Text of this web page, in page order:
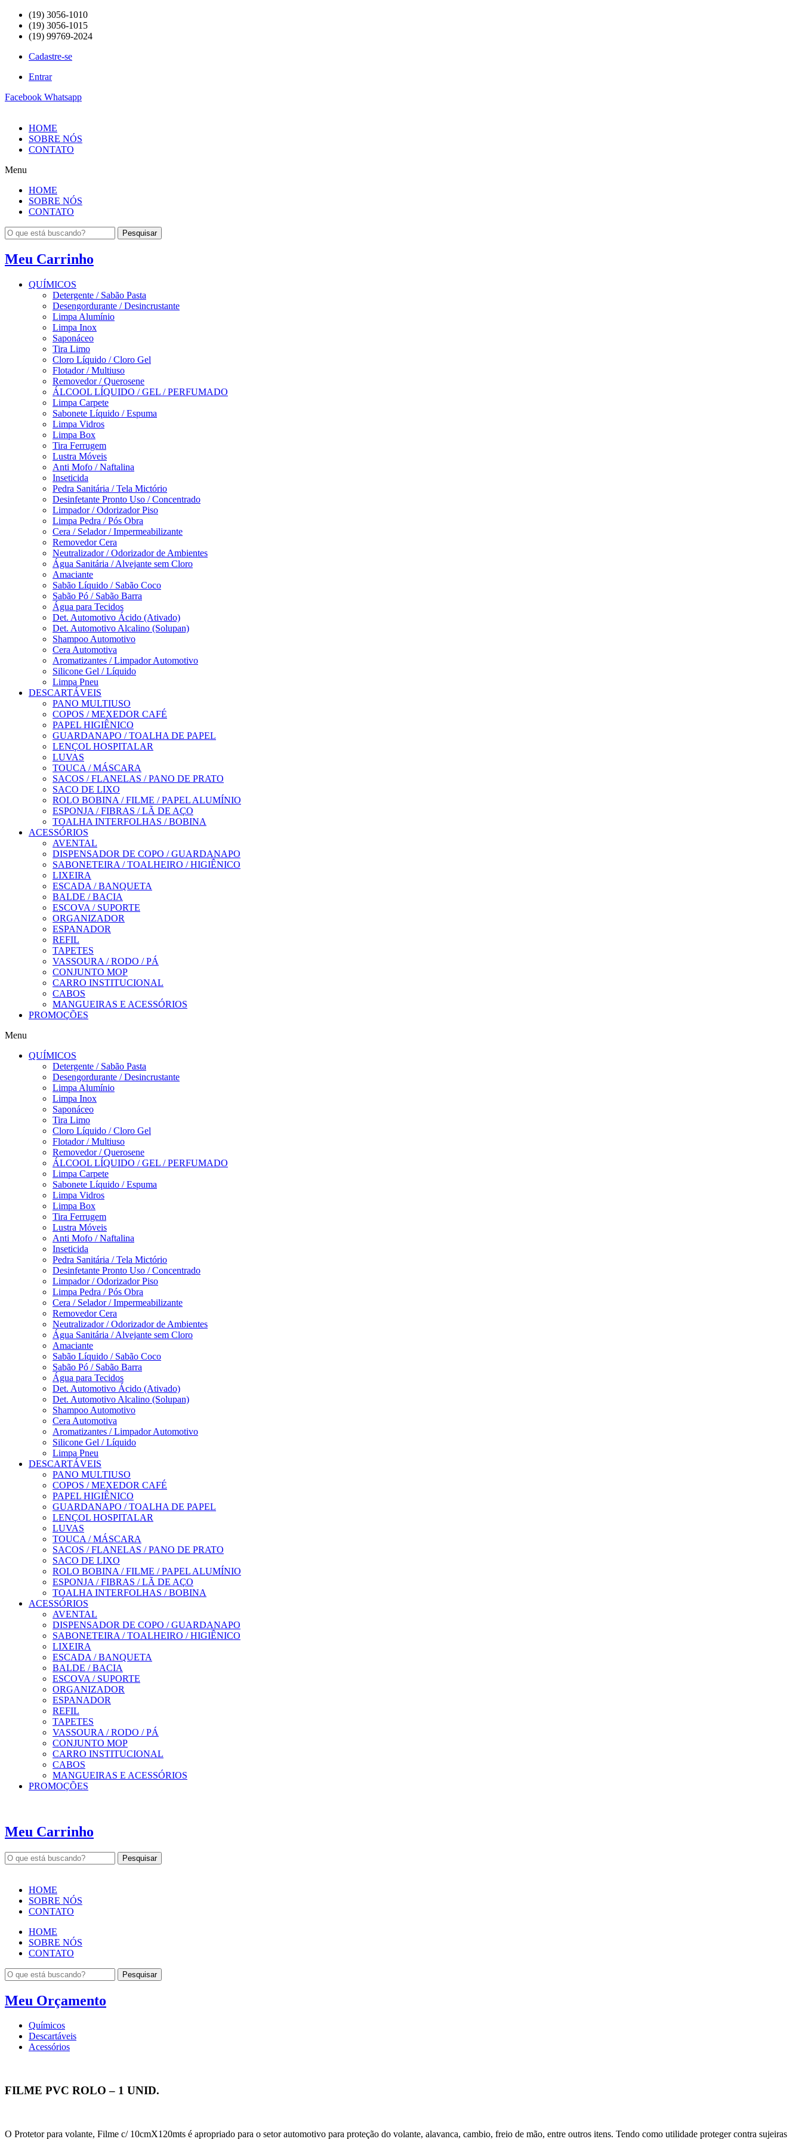
(19) 3056-1010
(19) 3056-1015
(19) 99769-2024
Cadastre-se
Entrar
Facebook Whatsapp
HOME
SOBRE NÓS
CONTATO
Menu
HOME
SOBRE NÓS
CONTATO
Pesquisar
Meu Carrinho
QUÍMICOS
Detergente / Sabão Pasta
Desengordurante / Desincrustante
Limpa Alumínio
Limpa Inox
Saponáceo
Tira Limo
Cloro Líquido / Cloro Gel
Flotador / Multiuso
Removedor / Querosene
ÁLCOOL LÍQUIDO / GEL / PERFUMADO
Limpa Carpete
Sabonete Líquido / Espuma
Limpa Vidros
Limpa Box
Tira Ferrugem
Lustra Móveis
Anti Mofo / Naftalina
Inseticida
Pedra Sanitária / Tela Mictório
Desinfetante Pronto Uso / Concentrado
Limpador / Odorizador Piso
Limpa Pedra / Pós Obra
Cera / Selador / Impermeabilizante
Removedor Cera
Neutralizador / Odorizador de Ambientes
Água Sanitária / Alvejante sem Cloro
Amaciante
Sabão Líquido / Sabão Coco
Sabão Pó / Sabão Barra
Água para Tecidos
Det. Automotivo Ácido (Ativado)
Det. Automotivo Alcalino (Solupan)
Shampoo Automotivo
Cera Automotiva
Aromatizantes / Limpador Automotivo
Silicone Gel / Líquido
Limpa Pneu
DESCARTÁVEIS
PANO MULTIUSO
COPOS / MEXEDOR CAFÉ
PAPEL HIGIÊNICO
GUARDANAPO / TOALHA DE PAPEL
LENÇOL HOSPITALAR
LUVAS
TOUCA / MÁSCARA
SACOS / FLANELAS / PANO DE PRATO
SACO DE LIXO
ROLO BOBINA / FILME / PAPEL ALUMÍNIO
ESPONJA / FIBRAS / LÃ DE AÇO
TOALHA INTERFOLHAS / BOBINA
ACESSÓRIOS
AVENTAL
DISPENSADOR DE COPO / GUARDANAPO
SABONETEIRA / TOALHEIRO / HIGIÊNICO
LIXEIRA
ESCADA / BANQUETA
BALDE / BACIA
ESCOVA / SUPORTE
ORGANIZADOR
ESPANADOR
REFIL
TAPETES
VASSOURA / RODO / PÁ
CONJUNTO MOP
CARRO INSTITUCIONAL
CABOS
MANGUEIRAS E ACESSÓRIOS
PROMOÇÕES
Menu
QUÍMICOS
Detergente / Sabão Pasta
Desengordurante / Desincrustante
Limpa Alumínio
Limpa Inox
Saponáceo
Tira Limo
Cloro Líquido / Cloro Gel
Flotador / Multiuso
Removedor / Querosene
ÁLCOOL LÍQUIDO / GEL / PERFUMADO
Limpa Carpete
Sabonete Líquido / Espuma
Limpa Vidros
Limpa Box
Tira Ferrugem
Lustra Móveis
Anti Mofo / Naftalina
Inseticida
Pedra Sanitária / Tela Mictório
Desinfetante Pronto Uso / Concentrado
Limpador / Odorizador Piso
Limpa Pedra / Pós Obra
Cera / Selador / Impermeabilizante
Removedor Cera
Neutralizador / Odorizador de Ambientes
Água Sanitária / Alvejante sem Cloro
Amaciante
Sabão Líquido / Sabão Coco
Sabão Pó / Sabão Barra
Água para Tecidos
Det. Automotivo Ácido (Ativado)
Det. Automotivo Alcalino (Solupan)
Shampoo Automotivo
Cera Automotiva
Aromatizantes / Limpador Automotivo
Silicone Gel / Líquido
Limpa Pneu
DESCARTÁVEIS
PANO MULTIUSO
COPOS / MEXEDOR CAFÉ
PAPEL HIGIÊNICO
GUARDANAPO / TOALHA DE PAPEL
LENÇOL HOSPITALAR
LUVAS
TOUCA / MÁSCARA
SACOS / FLANELAS / PANO DE PRATO
SACO DE LIXO
ROLO BOBINA / FILME / PAPEL ALUMÍNIO
ESPONJA / FIBRAS / LÃ DE AÇO
TOALHA INTERFOLHAS / BOBINA
ACESSÓRIOS
AVENTAL
DISPENSADOR DE COPO / GUARDANAPO
SABONETEIRA / TOALHEIRO / HIGIÊNICO
LIXEIRA
ESCADA / BANQUETA
BALDE / BACIA
ESCOVA / SUPORTE
ORGANIZADOR
ESPANADOR
REFIL
TAPETES
VASSOURA / RODO / PÁ
CONJUNTO MOP
CARRO INSTITUCIONAL
CABOS
MANGUEIRAS E ACESSÓRIOS
PROMOÇÕES
Meu Carrinho
Pesquisar
HOME
SOBRE NÓS
CONTATO
HOME
SOBRE NÓS
CONTATO
Pesquisar
Meu Orçamento
Químicos
Descartáveis
Acessórios
FILME PVC ROLO – 1 UNID.
O Protetor para volante, Filme c/ 10cmX120mts é apropriado para o setor automotivo para proteção do volante, alavanca, cambio, freio de mão, entre outros itens. Tendo como utilidade proteger contra sujeiras